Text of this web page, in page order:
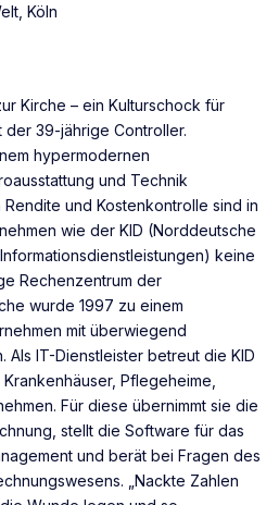
Köln
Kirche – ein Kulturschock für
der 39-jährige Controller.
hypermodernen
und Technik
Rendite und Kostenkontrolle sind in
wie der KID (Norddeutsche
keine
Rechenzentrum der
wurde 1997 zu einem
mit überwiegend
Als IT-Dienstleister betreut die KID
Pflegeheime,
Für diese übernimmt sie die
stellt die Software für das
und berät bei Fragen des
„Nackte Zahlen